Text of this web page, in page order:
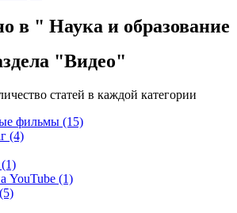
в " Наука и образование
"Видео"
статей в каждой категории
фильмы (15)
(4)
YouTube (1)